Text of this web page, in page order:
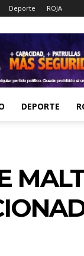
Deporte ROJA
DEPORTE